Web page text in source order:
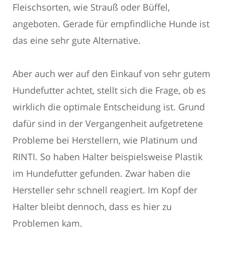
Fleischsorten, wie Strauß oder Büffel,
angeboten. Gerade für empfindliche Hunde ist
das eine sehr gute Alternative.
Aber auch wer auf den Einkauf von sehr gutem
Hundefutter achtet, stellt sich die Frage, ob es
wirklich die optimale Entscheidung ist. Grund
dafür sind in der Vergangenheit aufgetretene
Probleme bei Herstellern, wie Platinum und
RINTI. So haben Halter beispielsweise Plastik
im Hundefutter gefunden. Zwar haben die
Hersteller sehr schnell reagiert. Im Kopf der
Halter bleibt dennoch, dass es hier zu
Problemen kam.